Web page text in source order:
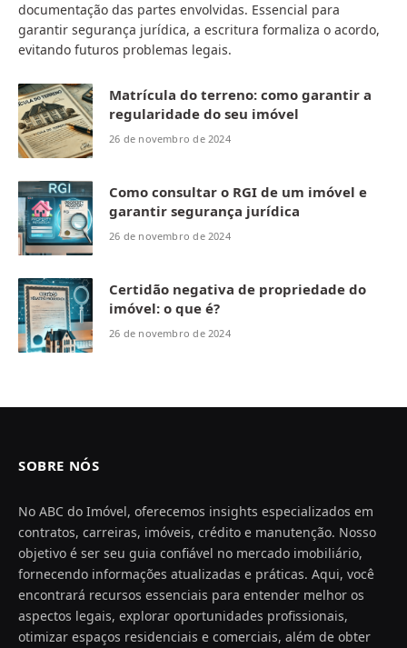
documentação das partes envolvidas. Essencial para
garantir segurança jurídica, a escritura formaliza o acordo,
evitando futuros problemas legais.
Matrícula do terreno: como garantir a
regularidade do seu imóvel
26 de novembro de 2024
Como consultar o RGI de um imóvel e
garantir segurança jurídica
26 de novembro de 2024
Certidão negativa de propriedade do
imóvel: o que é?
26 de novembro de 2024
SOBRE NÓS
No ABC do Imóvel, oferecemos insights especializados em
contratos, carreiras, imóveis, crédito e manutenção. Nosso
objetivo é ser seu guia confiável no mercado imobiliário,
fornecendo informações atualizadas e práticas. Aqui, você
encontrará recursos essenciais para entender melhor os
aspectos legais, explorar oportunidades profissionais,
otimizar espaços residenciais e comerciais, além de obter